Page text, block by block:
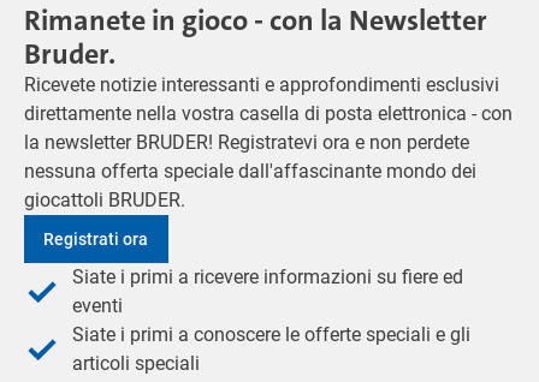
Rimanete in gioco - con la Newsletter
Bruder.
Ricevete notizie interessanti e approfondimenti esclusivi
direttamente nella vostra casella di posta elettronica - con
la newsletter BRUDER! Registratevi ora e non perdete
nessuna offerta speciale dall'affascinante mondo dei
giocattoli BRUDER.
Registrati ora
Siate i primi a ricevere informazioni su fiere ed
eventi
Siate i primi a conoscere le offerte speciali e gli
articoli speciali